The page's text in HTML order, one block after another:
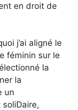
en droit de
j’ai aligné le
féminin sur le
la
la
un